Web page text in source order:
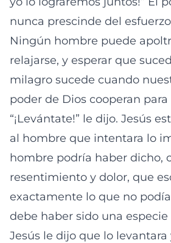
nunca prescinde del
Ningún hombre puede
relajarse, y esperar que
milagro sucede cuando
poder de Dios cooperan
“¡Levántate!” le dijo. Jesús
al hombre que intentara lo
hombre podría haber dicho,
resentimiento y dolor, que
exactamente lo que no
debe haber sido una especie
Jesús le dijo que lo levantara